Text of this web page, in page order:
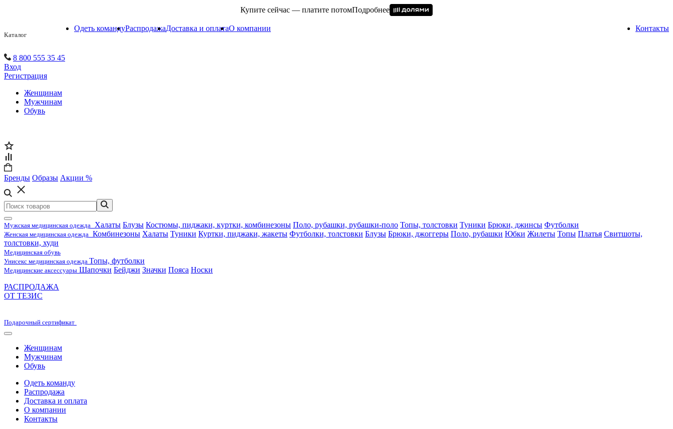
Купите сейчас — платите потомПодробнее
Каталог
Одеть командуРаспродажаДоставка и оплатаО компании Контакты
8 800 555 35 45
Вход
Регистрация
Женщинам
Мужчинам
Обувь
Бренды Образы Акции %
Мужская медицинская одежда Халаты Блузы Костюмы, пиджаки, куртки, комбинезоны Поло, рубашки, рубашки-поло Топы, толстовки Туники Брюки, джинсы Футболки
Женская медицинская одежда Комбинезоны Халаты Туники Куртки, пиджаки, жакеты Футболки, толстовки Блузы Брюки, джоггеры Поло, рубашки Юбки Жилеты Топы Платья Свитшоты,
толстовки, худи
Медицинская обувь
Унисекс медицинская одежда Топы, футболки
Медицинские аксессуары Шапочки Бейджи Значки Пояса Носки
РАСПРОДАЖА
ОТ ТЕЗИС
Подарочный сертификат
Женщинам
Мужчинам
Обувь
Одеть команду
Распродажа
Доставка и оплата
О компании
Контакты